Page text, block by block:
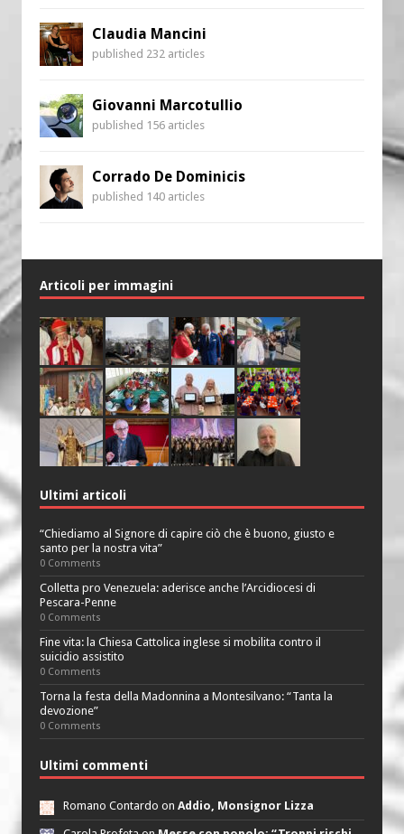
Claudia Mancini
published 232 articles
Giovanni Marcotullio
published 156 articles
Corrado De Dominicis
published 140 articles
Articoli per immagini
Ultimi articoli
“Chiediamo al Signore di capire ciò che è buono, giusto e
santo per la nostra vita”
0 Comments
Colletta pro Venezuela: aderisce anche l’Arcidiocesi di
Pescara-Penne
0 Comments
Fine vita: la Chiesa Cattolica inglese si mobilita contro il
suicidio assistito
0 Comments
Torna la festa della Madonnina a Montesilvano: “Tanta la
devozione”
0 Comments
Ultimi commenti
Romano Contardo on Addio, Monsignor Lizza